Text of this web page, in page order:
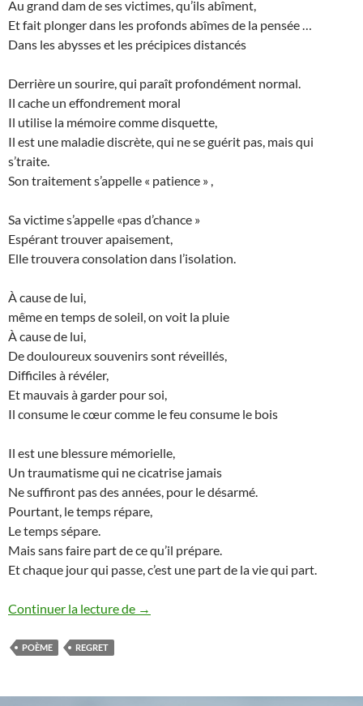
Au grand dam de ses victimes, qu’ils abîment,
Et fait plonger dans les profonds abîmes de la pensée …
Dans les abysses et les précipices distancés
Derrière un sourire, qui paraît profondément normal.
Il cache un effondrement moral
Il utilise la mémoire comme disquette,
Il est une maladie discrète, qui ne se guérit pas, mais qui
s’traite.
Son traitement s’appelle « patience » ,
Sa victime s’appelle «pas d’chance »
Espérant trouver apaisement,
Elle trouvera consolation dans l’isolation.
À cause de lui,
même en temps de soleil, on voit la pluie
À cause de lui,
De douloureux souvenirs sont réveillés,
Difficiles à révéler,
Et mauvais à garder pour soi,
Il consume le cœur comme le feu consume le bois
Il est une blessure mémorielle,
Un traumatisme qui ne cicatrise jamais
Ne suffiront pas des années, pour le désarmé.
Pourtant, le temps répare,
Le temps sépare.
Mais sans faire part de ce qu’il prépare.
Et chaque jour qui passe, c’est une part de la vie qui part.
Continuer la lecture de Le regret
→
POÈME REGRET